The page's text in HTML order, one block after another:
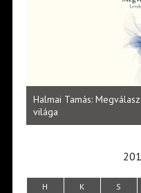
Halmai Tamás:
világa
H K S